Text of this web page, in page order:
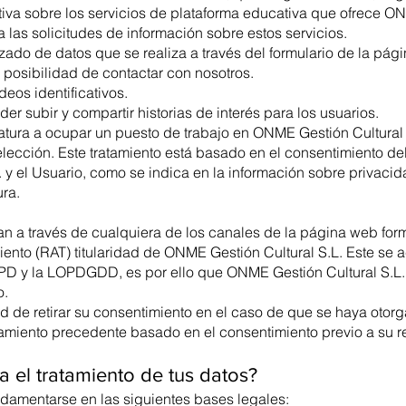
sobre los servicios de plataforma educativa que ofrece
las solicitudes de información sobre estos servicios.
de datos que se realiza a través del formulario de la
de contactar con nosotros.
identificativos.
subir y compartir historias de interés para los usuarios.
a ocupar un puesto de trabajo en ONME Gestión
Este tratamiento está basado en el consentimiento
y el Usuario, como se indica en la información sobre
a través de cualquiera de los canales de la página web
(RAT) titularidad de ONME Gestión Cultural S.L. Este se
y la LOPDGDD, es por ello que ONME Gestión Cultural
de retirar su consentimiento en el caso de que se haya
precedente basado en el consentimiento previo a su
el tratamiento de tus datos?
en las siguientes bases legales: